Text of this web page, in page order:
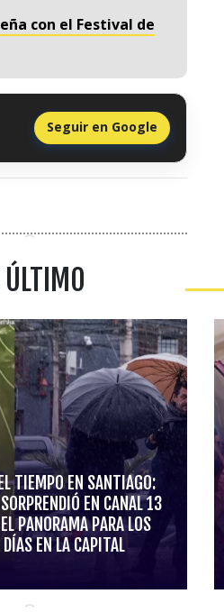
con el Festival de
Seguir en Google
ÚLTIMO
TIEMPO EN SANTIAGO:
EN CANAL 13
PANORAMA PARA LOS
EN LA CAPITAL